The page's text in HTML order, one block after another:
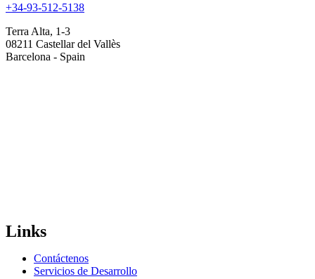
+34-93-512-5138
Terra Alta, 1-3
08211 Castellar del Vallès
Barcelona - Spain
Links
Contáctenos
Servicios de Desarrollo